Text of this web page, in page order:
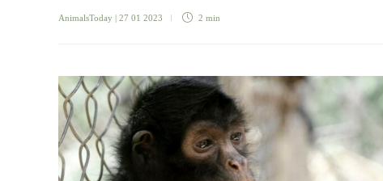
AnimalsToday | 27 01 2023 2 min